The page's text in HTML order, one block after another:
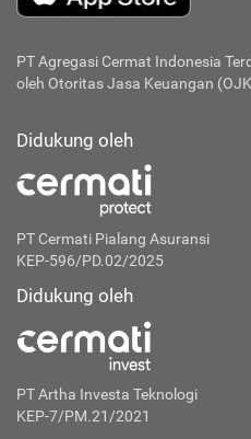
PT Agregasi Cermat Indonesia
oleh Otoritas Jasa Keuangan
Didukung oleh
PT Cermati Pialang Asuransi
KEP-596/PD.02/2025
Didukung oleh
PT Artha Investa Teknologi
KEP-7/PM.21/2021